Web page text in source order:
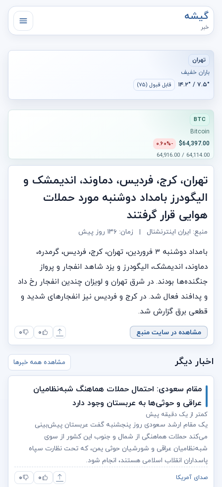
گیشه
خبر
تهران
باران خفیف
۷.۵° / ۱۴.۲° قابل قبول (۷۵)
BTC
Bitcoin
$64,397.00
-۰.۶۰%
64,114.00 / 64,916.00
تهران، کرج، فردیس، دماوند، اندیمشک و
الیگودرز بامداد دوشنبه مورد حملات
هوایی قرار گرفتند
منبع: ایران اینترنشنال | زمان: ۱۳۶ روز پیش
بامداد دوشنبه ۳ فروردین، تهران، کرج، فردیس، گرمدره،
دماوند، اندیمشک، الیگودرز و یزد شاهد انفجار و پرواز
جنگنده‌ها بودند. در شرق تهران و لویزان چندین انفجار رخ داد
و پدافند فعال شد. در کرج و فردیس نیز انفجارهای شدید و
قطعی برق گزارش شد.
مشاهده در سایت منبع ۰ ۰
اخبار دیگر مشاهده همه خبرها
مقام سعودی: احتمال حملات هماهنگ شبه‌نظامیان
عراقی و حوثی‌ها به عربستان وجود دارد
کمتر از یک دقیقه پیش
یک مقام ارشد سعودی روز پنجشنبه گفت عربستان پیش‌بینی
می‌کند حملات هماهنگی از شمال و جنوب این کشور از سوی
شبه‌نظامیان عراقی و شورشیان حوثی‌ یمن، که تحت نظارت سپاه
پاسداران انقلاب اسلامی هستند، انجام شود.
صدای آمریکا ۰ ۰